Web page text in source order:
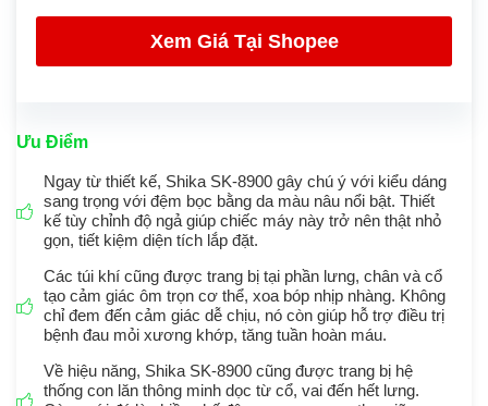
Xem Giá Tại Shopee
Ưu Điểm
Ngay từ thiết kế, Shika SK-8900 gây chú ý với kiểu dáng
sang trọng với đệm bọc bằng da màu nâu nổi bật. Thiết
kế tùy chỉnh độ ngả giúp chiếc máy này trở nên thật nhỏ
gọn, tiết kiệm diện tích lắp đặt.
Các túi khí cũng được trang bị tại phần lưng, chân và cổ
tạo cảm giác ôm trọn cơ thể, xoa bóp nhịp nhàng. Không
chỉ đem đến cảm giác dễ chịu, nó còn giúp hỗ trợ điều trị
bệnh đau mỏi xương khớp, tăng tuần hoàn máu.
Về hiệu năng, Shika SK-8900 cũng được trang bị hệ
thống con lăn thông minh dọc từ cổ, vai đến hết lưng.